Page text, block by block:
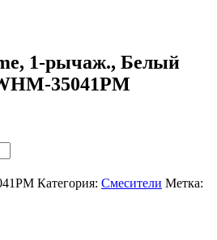
1-рычаж., Белый
35041PM
Категория: Смесители Метка: